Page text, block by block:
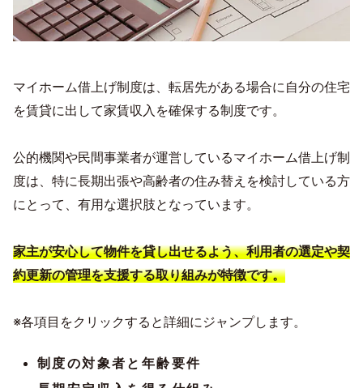
マイホーム借上げ制度は、転居先がある場合に自分の住宅
を賃貸に出して家賃収入を確保する制度です。
公的機関や民間事業者が運営しているマイホーム借上げ制
度は、特に長期出張や高齢者の住み替えを検討している方
にとって、有用な選択肢となっています。
家主が安心して物件を貸し出せるよう、利用者の選定や契
約更新の管理を支援する取り組みが特徴です。
※各項目をクリックすると詳細にジャンプします。
制度の対象者と年齢要件